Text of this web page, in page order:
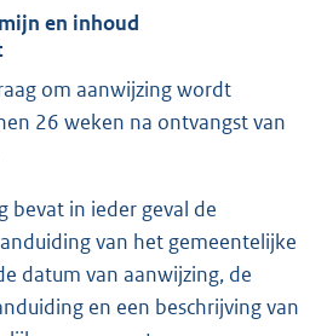
en inhoud
om aanwijzing wordt
26 weken na ontvangst van
bevat in ieder geval de
van het gemeentelijke
datum van aanwijzing, de
en een beschrijving van